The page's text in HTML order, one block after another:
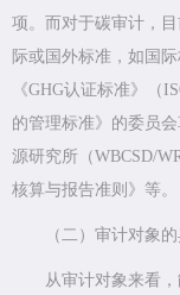
项。而对于碳审计，
际或国外标准，如国
《GHG认证标准》（
的管理标准》的委员
源研究所（WBCSD/
核算与报告准则》等。
（二）审计对象的
从审计对象来看